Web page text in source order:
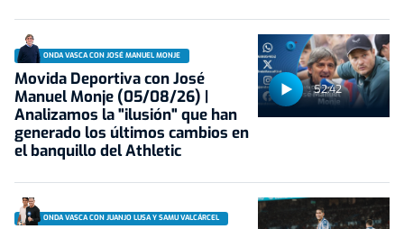
52:42
ONDA VASCA CON JOSÉ MANUEL MONJE
Movida Deportiva con José
Manuel Monje (05/08/26) |
Analizamos la "ilusión" que han
generado los últimos cambios en
el banquillo del Athletic
ONDA VASCA CON JUANJO LUSA Y SAMU VALCÁRCEL